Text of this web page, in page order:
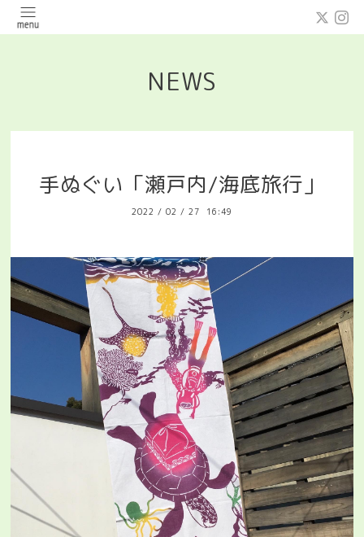
NEWS
手ぬぐい「瀬戸内/海底旅行」
2022 / 02 / 27 16:49